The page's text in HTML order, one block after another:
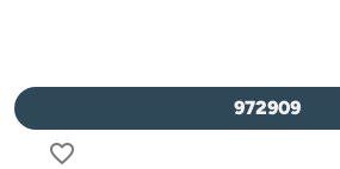
972909
favorite_border